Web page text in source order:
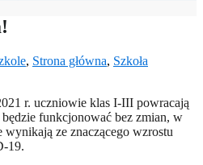
, Strona główna, Szkoła
r. uczniowie klas I-III powracają
funkcjonować bez zmian, w
ze znaczącego wzrostu
19.